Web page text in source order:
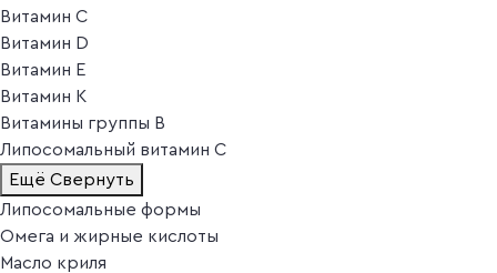
Витамин C
Витамин D
Витамин E
Витамин K
Витамины группы B
Липосомальный витамин C
Ещё Свернуть
Липосомальные формы
Омега и жирные кислоты
Масло криля